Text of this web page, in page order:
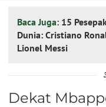
Baca Juga: 15
Dunia: Cristiano
Lionel Messi
Dekat